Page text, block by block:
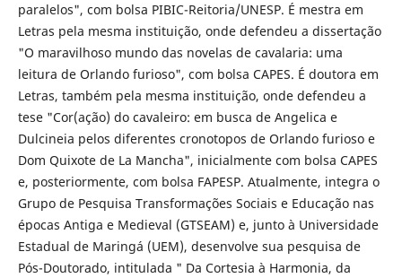
paralelos", com bolsa PIBIC-Reitoria/UNESP. É mestra em
Letras pela mesma instituição, onde defendeu a dissertação
"O maravilhoso mundo das novelas de cavalaria: uma
leitura de Orlando furioso", com bolsa CAPES. É doutora em
Letras, também pela mesma instituição, onde defendeu a
tese "Cor(ação) do cavaleiro: em busca de Angelica e
Dulcineia pelos diferentes cronotopos de Orlando furioso e
Dom Quixote de La Mancha", inicialmente com bolsa CAPES
e, posteriormente, com bolsa FAPESP. Atualmente, integra o
Grupo de Pesquisa Transformações Sociais e Educação nas
épocas Antiga e Medieval (GTSEAM) e, junto à Universidade
Estadual de Maringá (UEM), desenvolve sua pesquisa de
Pós-Doutorado, intitulada " Da Cortesia à Harmonia, da